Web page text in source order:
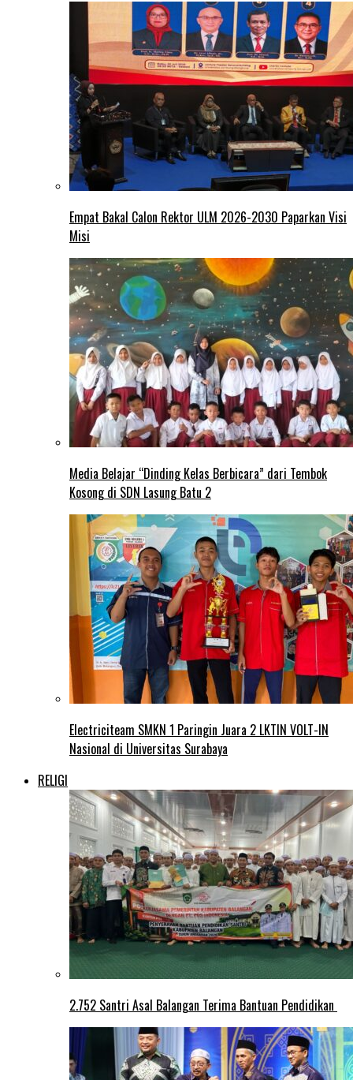
Empat Bakal Calon Rektor ULM 2026-2030 Paparkan Visi
Misi
Media Belajar “Dinding Kelas Berbicara” dari Tembok
Kosong di SDN Lasung Batu 2
Electriciteam SMKN 1 Paringin Juara 2 LKTIN VOLT-IN
Nasional di Universitas Surabaya
RELIGI
2.752 Santri Asal Balangan Terima Bantuan Pendidikan